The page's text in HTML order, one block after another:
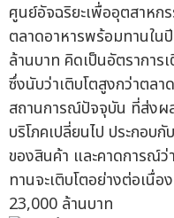
ศูนย์อัจฉริยะเพื่ออุตสาหก
ตลาดอาหารพร้อมทานใน
ล้านบาท คิดเป็นอัตราการ
ซึ่งนับว่าเติบโตสูงกว่าตล
สถานการณ์ปัจจุบัน ที่ส่งผ
บริโภคเปลี่ยนไป ประกอบ
ของสินค้า และคาดการณ์
ทานจะเติบโตอย่างต่อเนื่
23,000 ล้านบาท